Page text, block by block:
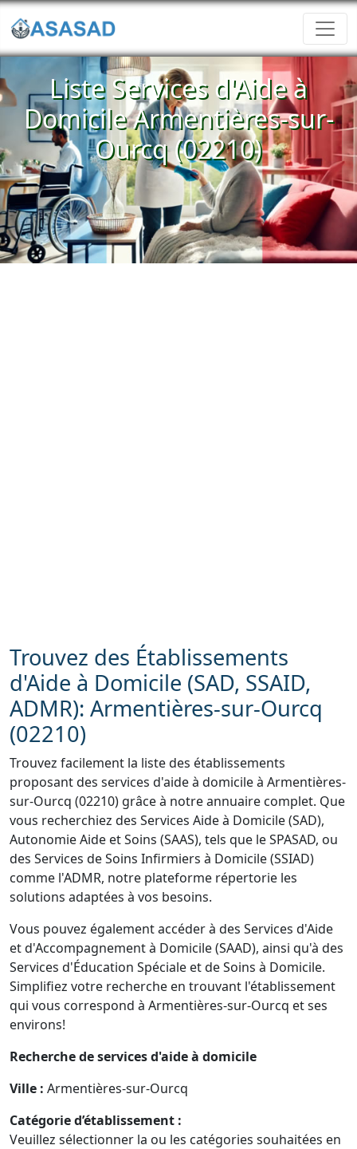
Liste Services d'Aide à
Domicile Armentières-sur-
Ourcq (02210)
Trouvez des Établissements
d'Aide à Domicile (SAD, SSAID,
ADMR): Armentières-sur-Ourcq
(02210)
Trouvez facilement la liste des établissements
proposant des services d'aide à domicile à Armentières-
sur-Ourcq (02210) grâce à notre annuaire complet. Que
vous recherchiez des Services Aide à Domicile (SAD),
Autonomie Aide et Soins (SAAS), tels que le SPASAD, ou
des Services de Soins Infirmiers à Domicile (SSIAD)
comme l'ADMR, notre plateforme répertorie les
solutions adaptées à vos besoins.
Vous pouvez également accéder à des Services d'Aide
et d'Accompagnement à Domicile (SAAD), ainsi qu'à des
Services d'Éducation Spéciale et de Soins à Domicile.
Simplifiez votre recherche en trouvant l'établissement
qui vous correspond à Armentières-sur-Ourcq et ses
environs!
Recherche de services d'aide à domicile
Ville : Armentières-sur-Ourcq
Catégorie d’établissement :
Veuillez sélectionner la ou les catégories souhaitées en